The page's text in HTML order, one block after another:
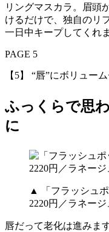
リングマスカラ。眉頭
けるだけで、独自のリ
一日中キープしてくれま
PAGE 5
【5】 “唇”にボリュー
ふっくらで思
に
▲ 「フラッシュ
2220円／ラネージ
唇だって老化は進みま